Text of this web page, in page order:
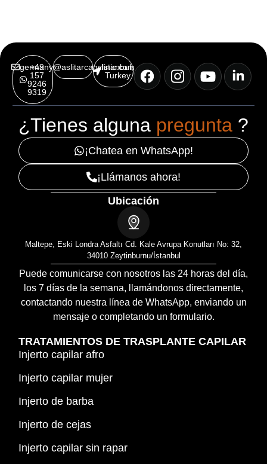
+49
157
9246
9319
germany@aslitarcanclinic.com
Istanbul,
Turkey
¿Tienes alguna pregunta ?
¡Chatea en WhatsApp!
¡Llámanos ahora!
Ubicación
Maltepe, Eski Londra Asfaltı Cd. Kale Avrupa Konutları No: 32,
34010 Zeytinburnu/İstanbul
Puede comunicarse con nosotros las 24 horas del día,
los 7 días de la semana, llamándonos directamente,
contactando nuestra línea de WhatsApp, enviando un
mensaje o completando un formulario.
TRATAMIENTOS DE TRASPLANTE CAPILAR
Injerto capilar afro
Injerto capilar mujer
Injerto de barba
Injerto de cejas
Injerto capilar sin rapar